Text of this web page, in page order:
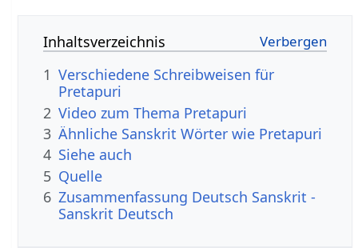
Inhaltsverzeichnis
1 Verschiedene Schreibweisen für
Pretapuri
2 Video zum Thema Pretapuri
3 Ähnliche Sanskrit Wörter wie Pretapuri
4 Siehe auch
5 Quelle
6 Zusammenfassung Deutsch Sanskrit -
Sanskrit Deutsch